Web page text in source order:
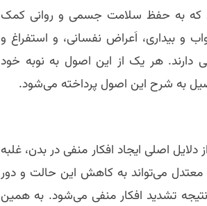
که به حفظ سلامت جسمی و روانی کمک
و بیداری، اَعراض نفسانی، و استفراغ و
هر یک از این اصول به نوبه خود
به شرح این اصول پرداخته می‌شود.
اصلی ایجاد افکار منفی در بدن، غلبه
می‌تواند به کاهش این حالت و دور
تشدید افکار منفی می‌شود. به همین